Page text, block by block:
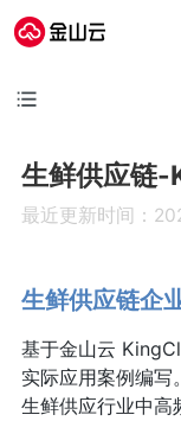
生鲜供应链
最近更新时间：
生鲜供应链企
基于金山云
实际应用案例编
生鲜供应行业中高